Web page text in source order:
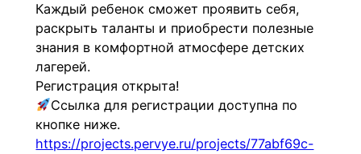
Каждый ребенок сможет проявить себя,
раскрыть таланты и приобрести полезные
знания в комфортной атмосфере детских
лагерей.
Регистрация открыта!
Ссылка для регистрации доступна по
кнопке ниже.
https://projects.pervye.ru/projects/77abf69c-